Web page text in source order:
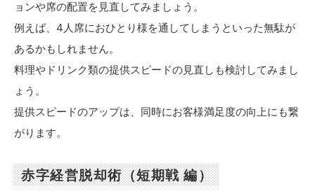
ョンや席の配置を見直してみましょう。
例えば、4人席におひとり様を通してしまうといった無駄が
あるかもしれません。
料理やドリンク類の提供スピードの見直しも検討してみまし
ょう。
提供スピードのアップは、同時にお客様満足度の向上にも繋
がります。
赤字経営脱却術（短期戦 編）